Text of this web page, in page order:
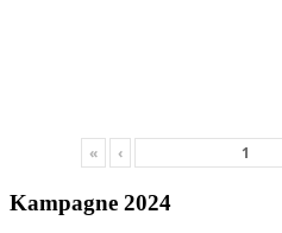
« ‹
Kampagne 2024